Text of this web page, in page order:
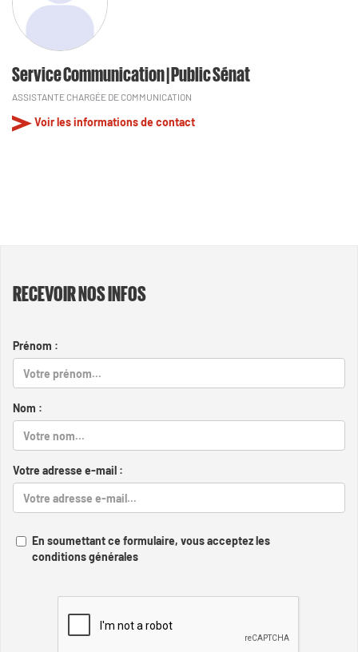
Service Communication | Public Sénat
ASSISTANTE CHARGÉE DE COMMUNICATION
Voir les informations de contact
RECEVOIR NOS INFOS
Prénom :
Nom :
Votre adresse e-mail :
En soumettant ce formulaire, vous acceptez les
conditions générales